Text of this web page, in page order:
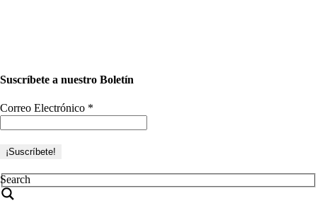
Suscríbete a nuestro Boletín
Correo Electrónico *
Search